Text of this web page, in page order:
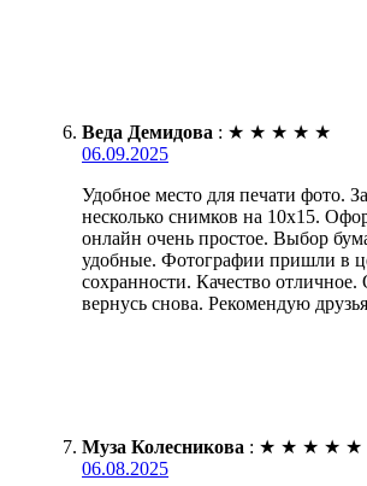
Веда Демидова : ★ ★ ★ ★ ★
06.09.2025
Удобное место для печати фото.
несколько снимков на 10х15.
онлайн очень простое. Выбор
удобные. Фотографии пришли в
сохранности. Качество отличное.
вернусь снова. Рекомендую
Муза Колесникова : ★ ★ ★ ★ ★
06.08.2025